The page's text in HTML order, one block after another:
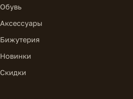
Обувь
Аксессуары
Бижутерия
Новинки
Скидки